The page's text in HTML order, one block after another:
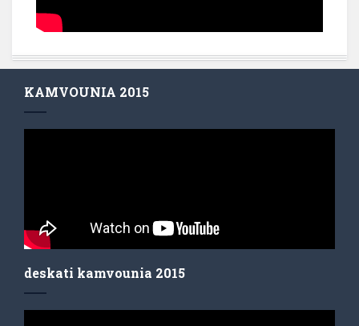
KAMVOUNIA 2015
deskati kamvounia 2015